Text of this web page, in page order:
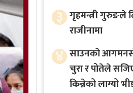
३ गृहमन्त्री गुरुङले
राजीनामा
४ साउनको
चुरा र पोतेले
किन्नेको लाग्यो